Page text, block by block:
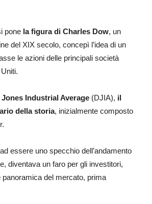
pone la figura di Charles Dow, un
del XIX secolo, concepì l’idea di un
le azioni delle principali società
Jones Industrial Average (DJIA), il
della storia, inizialmente composto
essere uno specchio dell’andamento
diventava un faro per gli investitori,
panoramica del mercato, prima